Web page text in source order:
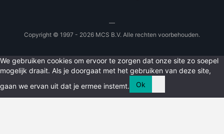
—
Copyright © 1997 - 2026 MCS B.V. Alle rechten voorbehouden.
We gebruiken cookies om ervoor te zorgen dat onze site zo soepel
mogelijk draait. Als je doorgaat met het gebruiken van deze site,
gaan we ervan uit dat je ermee instemt.
Ok